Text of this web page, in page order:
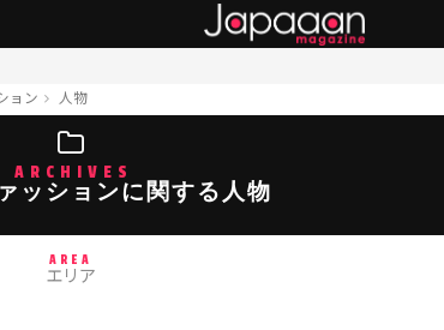
ョン 人物
ARCHIVES
ッションに関する人物
AREA
エリア